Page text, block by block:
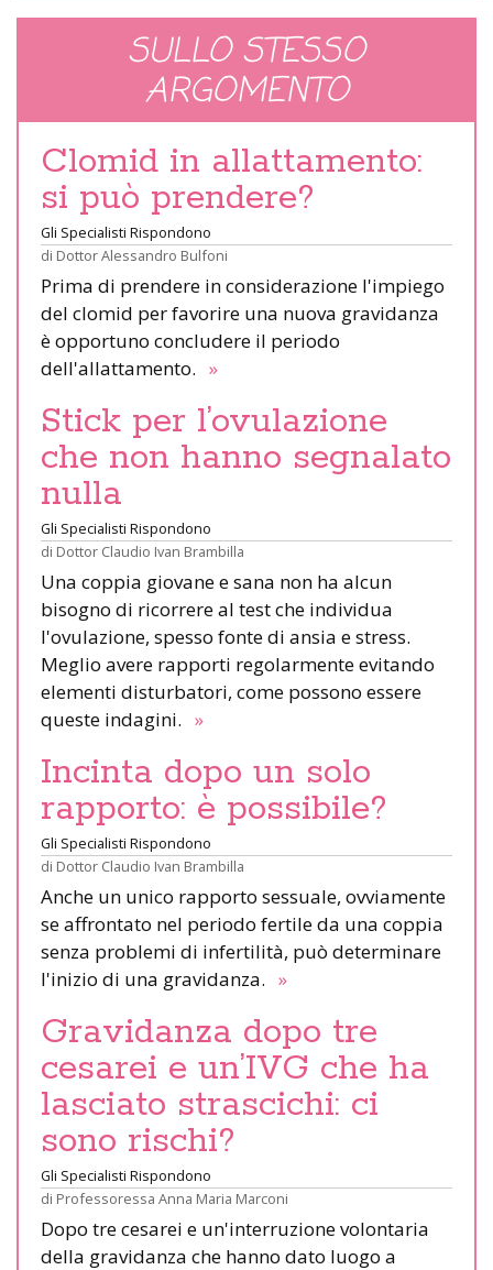
SULLO STESSO
ARGOMENTO
Clomid in allattamento:
si può prendere?
Gli Specialisti Rispondono
di Dottor Alessandro Bulfoni
Prima di prendere in considerazione l'impiego
del clomid per favorire una nuova gravidanza
è opportuno concludere il periodo
dell'allattamento. »
Stick per l’ovulazione
che non hanno segnalato
nulla
Gli Specialisti Rispondono
di Dottor Claudio Ivan Brambilla
Una coppia giovane e sana non ha alcun
bisogno di ricorrere al test che individua
l'ovulazione, spesso fonte di ansia e stress.
Meglio avere rapporti regolarmente evitando
elementi disturbatori, come possono essere
queste indagini. »
Incinta dopo un solo
rapporto: è possibile?
Gli Specialisti Rispondono
di Dottor Claudio Ivan Brambilla
Anche un unico rapporto sessuale, ovviamente
se affrontato nel periodo fertile da una coppia
senza problemi di infertilità, può determinare
l'inizio di una gravidanza. »
Gravidanza dopo tre
cesarei e un’IVG che ha
lasciato strascichi: ci
sono rischi?
Gli Specialisti Rispondono
di Professoressa Anna Maria Marconi
Dopo tre cesarei e un'interruzione volontaria
della gravidanza che hanno dato luogo a